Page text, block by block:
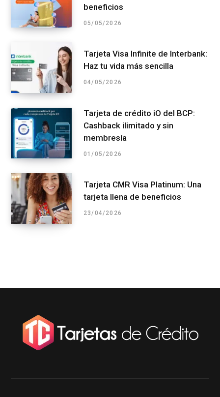
beneficios
05/05/2026
Tarjeta Visa Infinite de Interbank:
Haz tu vida más sencilla
04/05/2026
Tarjeta de crédito iO del BCP:
Cashback ilimitado y sin
membresía
01/05/2026
Tarjeta CMR Visa Platinum: Una
tarjeta llena de beneficios
23/04/2026